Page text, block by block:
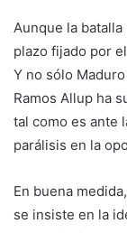
Aunque la
plazo fijado por
Y no sólo
Ramos Allup ha
tal como es ante
parálisis en la
En buena
se insiste en la